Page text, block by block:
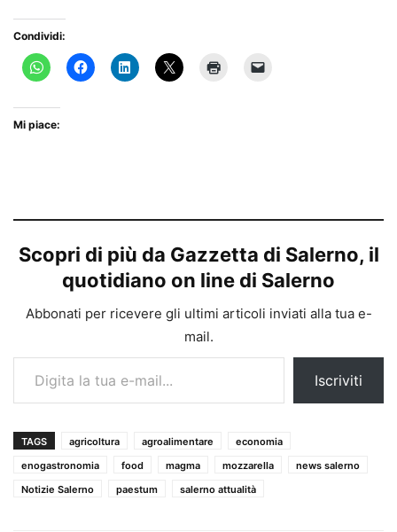
Condividi:
Mi piace:
Scopri di più da Gazzetta di Salerno, il
quotidiano on line di Salerno
Abbonati per ricevere gli ultimi articoli inviati alla tua e-
mail.
Digita la tua e-mail...
Iscriviti
TAGS agricoltura agroalimentare
economia
enogastronomia
food magma mozzarella
news salerno
Notizie Salerno
paestum salerno attualità